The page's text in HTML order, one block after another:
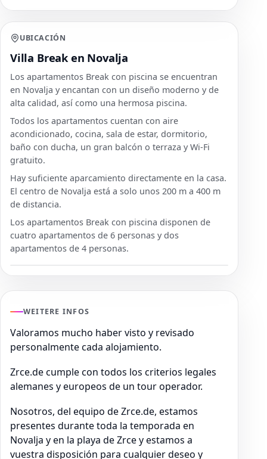
UBICACIÓN
Villa Break en Novalja
Los apartamentos Break con piscina se encuentran
en Novalja y encantan con un diseño moderno y de
alta calidad, así como una hermosa piscina.
Todos los apartamentos cuentan con aire
acondicionado, cocina, sala de estar, dormitorio,
baño con ducha, un gran balcón o terraza y Wi-Fi
gratuito.
Hay suficiente aparcamiento directamente en la casa.
El centro de Novalja está a solo unos 200 m a 400 m
de distancia.
Los apartamentos Break con piscina disponen de
cuatro apartamentos de 6 personas y dos
apartamentos de 4 personas.
WEITERE INFOS
Valoramos mucho haber visto y revisado
personalmente cada alojamiento.
Zrce.de cumple con todos los criterios legales
alemanes y europeos de un tour operador.
Nosotros, del equipo de Zrce.de, estamos
presentes durante toda la temporada en
Novalja y en la playa de Zrce y estamos a
vuestra disposición para cualquier deseo y